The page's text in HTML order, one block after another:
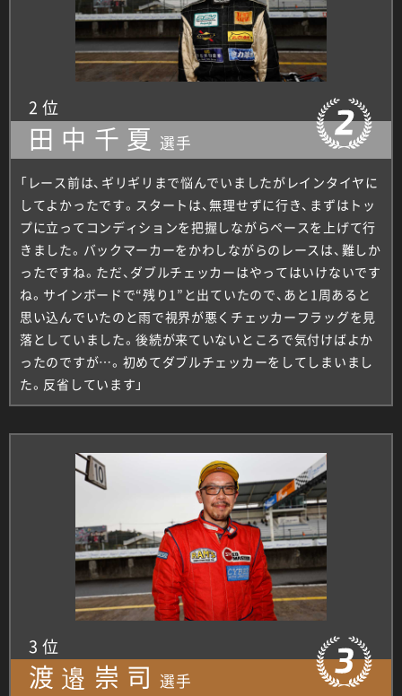
2位
田中千夏 選手
「レース前は、ギリギリまで悩んでいましたがレインタイヤに
してよかったです。スタートは、無理せずに行き、まずはトッ
プに立ってコンディションを把握しながらペースを上げて行
きました。バックマーカーをかわしながらのレースは、難しか
ったですね。ただ、ダブルチェッカーはやってはいけないです
ね。サインボードで“残り1”と出ていたので、あと1周あると
思い込んでいたのと雨で視界が悪くチェッカーフラッグを見
落としていました。後続が来ていないところで気付けばよか
ったのですが…。初めてダブルチェッカーをしてしまいまし
た。反省しています」
3位
渡邉崇司 選手